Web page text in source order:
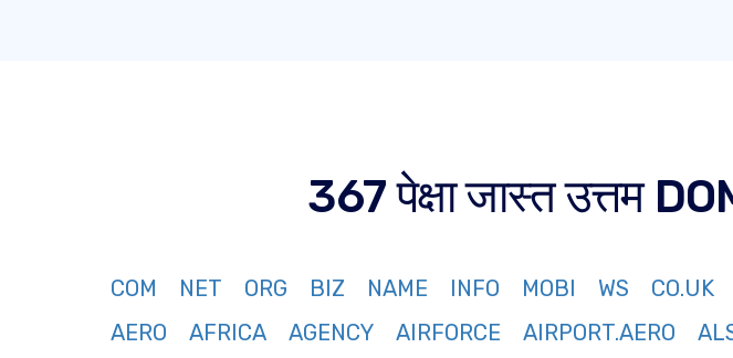
367 पेक्षा जास्त उत्तम
COM NET ORG BIZ NAME INFO MOBI WS CO.UK
AERO
AFRICA AGENCY AIRFORCE AIRPORT.AERO